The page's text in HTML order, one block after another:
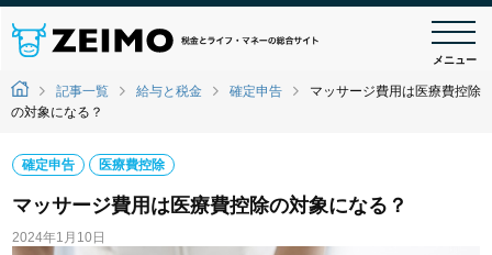
メニュー
記事一覧 給与と税金 確定申告
マッサージ費用は医療費控除
の対象になる？
確定申告 医療費控除
マッサージ費用は医療費控除の対象になる？
2024年1月10日